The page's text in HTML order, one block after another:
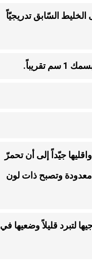
السّابق تدريجيّاً
جيّداً إلى أن تحمرّ
معدودة وتصبح ذات لون
لتبرد قليلاً وضعيها في